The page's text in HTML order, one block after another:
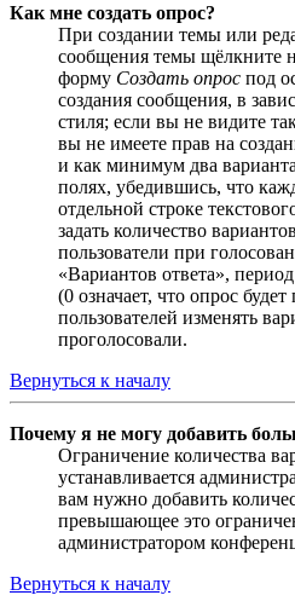
Как мне создать опрос?
При создании темы или
сообщения темы щёлкните
форму Создать опрос под
создания сообщения, в
стиля; если вы не видите
вы не имеете прав на
и как минимум два
полях, убедившись, что
отдельной строке
задать количество
пользователи при
«Вариантов ответа»,
(0 означает, что опрос
пользователей изменять
проголосовали.
Вернуться к началу
Почему я не могу добавить
Ограничение количества
устанавливается
вам нужно добавить
превышающее это
администратором
Вернуться к началу